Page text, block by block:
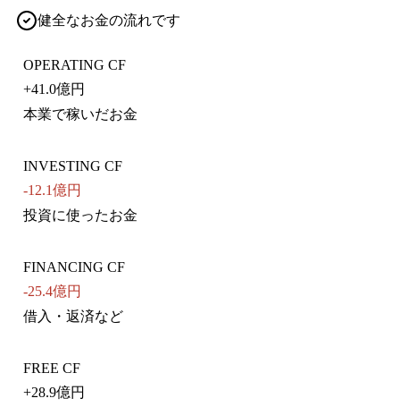
健全なお金の流れです
OPERATING CF
+41.0億円
本業で稼いだお金
INVESTING CF
-12.1億円
投資に使ったお金
FINANCING CF
-25.4億円
借入・返済など
FREE CF
+28.9億円